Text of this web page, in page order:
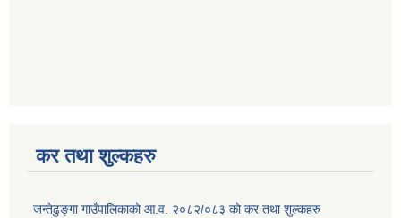
कर तथा शुल्कहरु
जन्तेढुङ्गा गाउँपालिकाको आ.व. २०८२/०८३ को कर तथा शुल्कहरु